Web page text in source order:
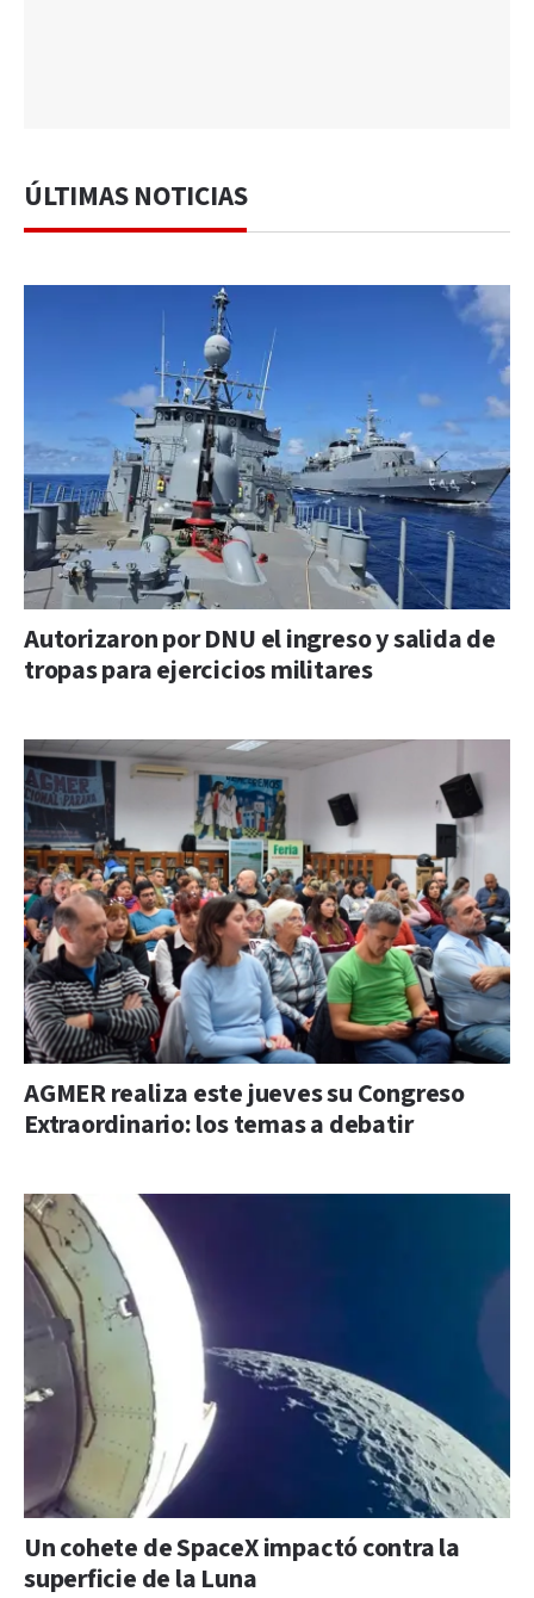
ÚLTIMAS NOTICIAS
Autorizaron por DNU el ingreso y salida de
tropas para ejercicios militares
AGMER realiza este jueves su Congreso
Extraordinario: los temas a debatir
Un cohete de SpaceX impactó contra la
superficie de la Luna